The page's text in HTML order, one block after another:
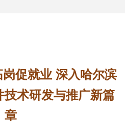
促就业 深入哈尔滨
技术研发与推广新篇
章